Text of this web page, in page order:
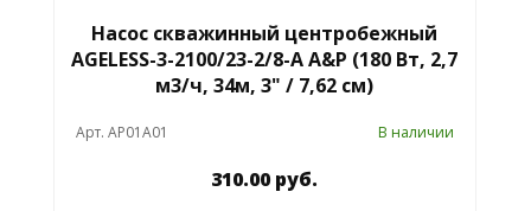
Насос скважинный центробежный
AGELESS-3-2100/23-2/8-A A&P (180 Вт, 2,7
м3/ч, 34м, 3" / 7,62 см)
Арт. AP01A01 В наличии
310.00 руб.